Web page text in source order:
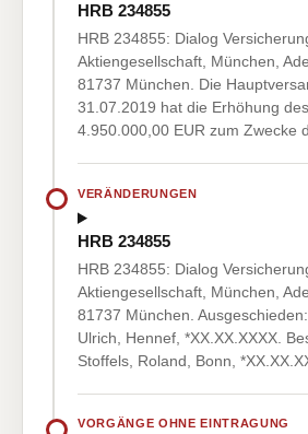
HRB 234855
HRB 234855: Dialog
Aktiengesellschaft, München,
81737 München. Die
31.07.2019 hat die Erhöhung
4.950.000,00 EUR zum Zwecke
VERÄNDERUNGEN
HRB 234855
HRB 234855: Dialog
Aktiengesellschaft, München,
81737 München.
Ulrich, Hennef, *XX.XX.XXXX.
Stoffels, Roland, Bonn,
VORGÄNGE OHNE EINTRAGUNG